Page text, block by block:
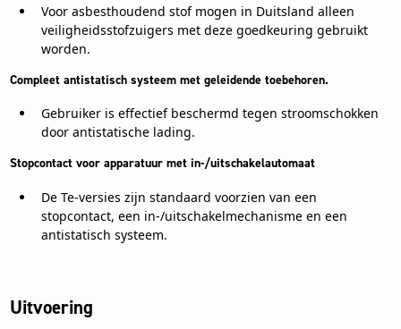
Voor asbesthoudend stof mogen in Duitsland alleen
veiligheidsstofzuigers met deze goedkeuring gebruikt
worden.
Compleet antistatisch systeem met geleidende toebehoren.
Gebruiker is effectief beschermd tegen stroomschokken
door antistatische lading.
Stopcontact voor apparatuur met in-/uitschakelautomaat
De Te-versies zijn standaard voorzien van een
stopcontact, een in-/uitschakelmechanisme en een
antistatisch systeem.
Uitvoering